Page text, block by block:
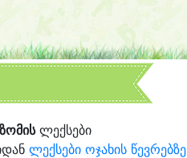
ლექსები
ლექსები ოჯახის წევრებზე